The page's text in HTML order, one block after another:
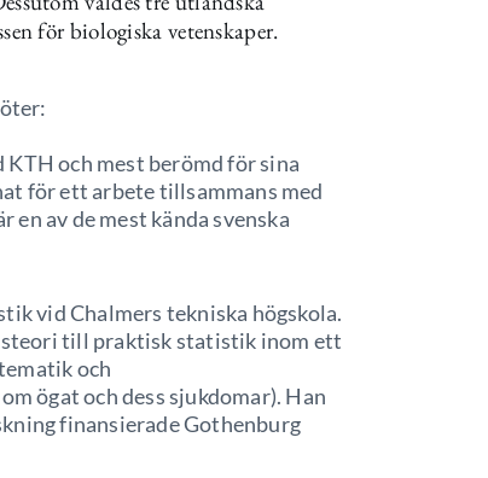
för biologiska vetenskaper.
och mest berömd för sina
för ett arbete tillsammans med
av de mest kända svenska
vid Chalmers tekniska högskola.
till praktisk statistik inom ett
och
ögat och dess sjukdomar). Han
finansierade Gothenburg